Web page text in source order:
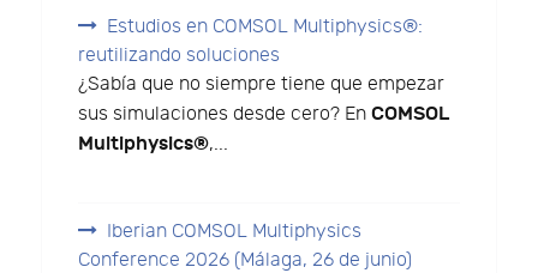
Estudios en COMSOL Multiphysics®:
reutilizando soluciones
¿Sabía que no siempre tiene que empezar
sus simulaciones desde cero? En COMSOL
Multiphysics®,...
Iberian COMSOL Multiphysics
Conference 2026 (Málaga, 26 de junio)